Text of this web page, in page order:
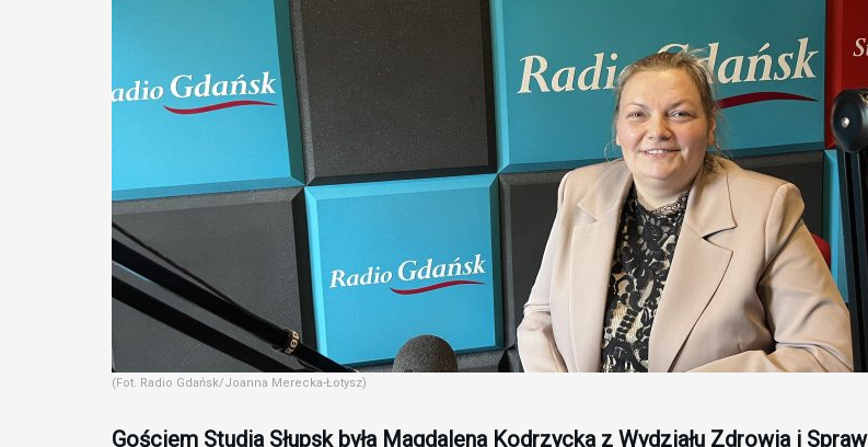
(Fot. Radio Gdańsk/Joanna Merecka-Łotysz)
Gościem Studia Słupsk była Magdalena Kodrzycka z Wydziału Zdrowia i Spraw